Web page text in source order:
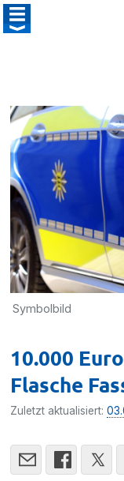
Symbolbild
10.000
Flasche
Zuletzt aktualisiert: